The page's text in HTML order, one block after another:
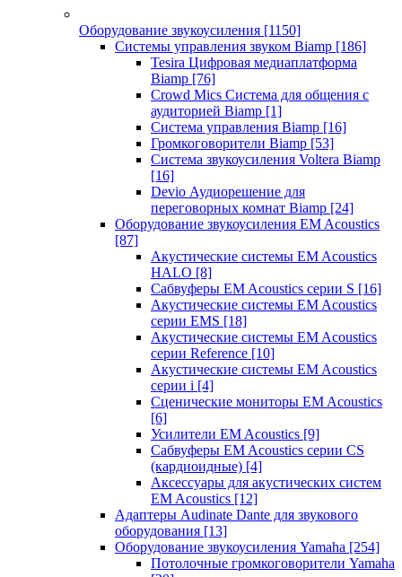
Оборудование звукоусиления [1150]
Системы управления звуком Biamp [186]
Tesira Цифровая медиаплатформа
Biamp [76]
Crowd Mics Система для общения с
аудиторией Biamp [1]
Система управления Biamp [16]
Громкоговорители Biamp [53]
Система звукоусиления Voltera Biamp
[16]
Devio Аудиорешение для
переговорных комнат Biamp [24]
Оборудование звукоусиления EM Acoustics
[87]
Акустические системы EM Acoustics
HALO [8]
Сабвуферы EM Acoustics серии S [16]
Акустические системы EM Acoustics
серии EMS [18]
Акустические системы EM Acoustics
серии Reference [10]
Акустические системы EM Acoustics
серии i [4]
Сценические мониторы EM Acoustics
[6]
Усилители EM Acoustics [9]
Сабвуферы EM Acoustics серии CS
(кардиоидные) [4]
Аксессуары для акустических систем
EM Acoustics [12]
Адаптеры Audinate Dante для звукового
оборудования [13]
Оборудование звукоусиления Yamaha [254]
Потолочные громкоговорители Yamaha